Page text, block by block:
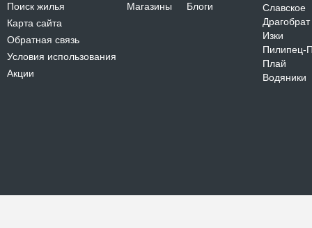
Поиск жилья
Карта сайта
Обратная связь
Условия использования
Акции
Магазины
Блоги
Славское
Драгобрат
Изки
Пилипец-
Плай
Водяники